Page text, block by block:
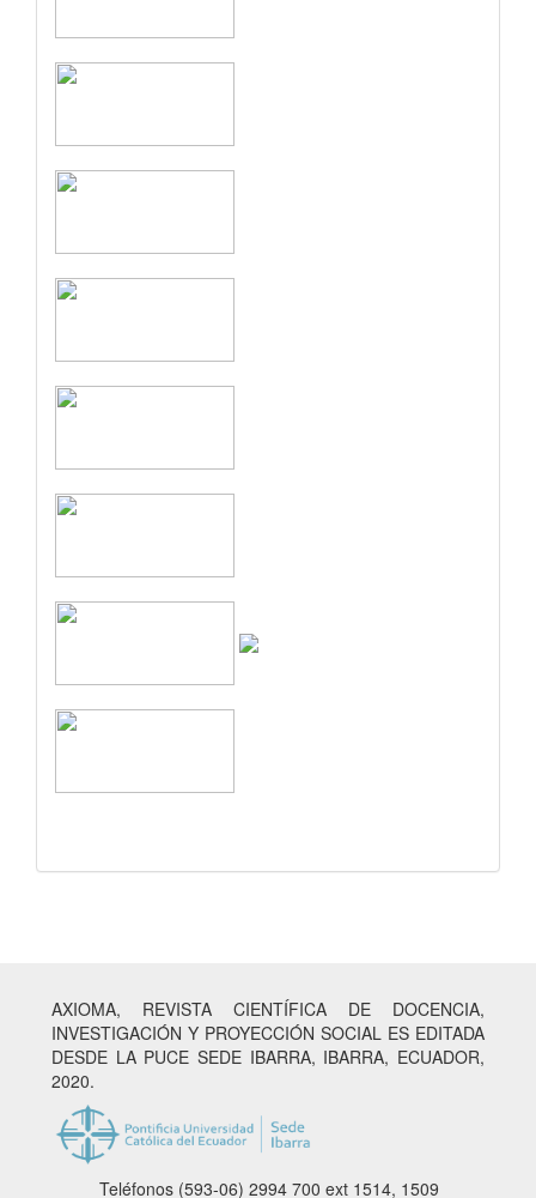
AXIOMA, REVISTA CIENTÍFICA DE DOCENCIA,
INVESTIGACIÓN Y PROYECCIÓN SOCIAL ES EDITADA
DESDE LA PUCE SEDE IBARRA, IBARRA, ECUADOR,
2020.
Teléfonos (593-06) 2994 700 ext 1514, 1509